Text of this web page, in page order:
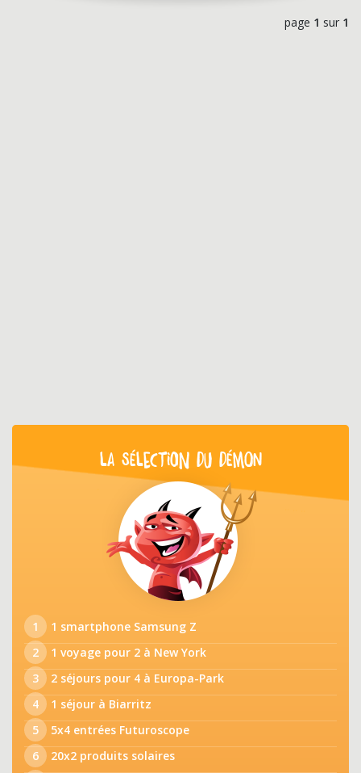
page 1 sur 1
LA SÉLECTION DU DÉMON
1
1 smartphone Samsung Z
2
1 voyage pour 2 à New York
3
2 séjours pour 4 à Europa-Park
4
1 séjour à Biarritz
5
5x4 entrées Futuroscope
6
20x2 produits solaires